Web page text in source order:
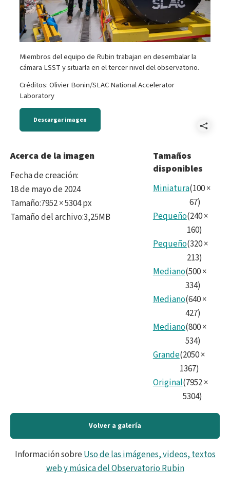
Miembros del equipo de Rubin trabajan en desembalar la
cámara LSST y situarla en el tercer nivel del observatorio.
Créditos: Olivier Bonin/SLAC National Accelerator
Laboratory
Descargar imagen
Acerca de la imagen
Fecha de creación:
18 de mayo de 2024
Tamaño:7952 × 5304 px
Tamaño del archivo:3,25MB
Tamaños
disponibles
Miniatura(100×
67)
Pequeño(240×
160)
Pequeño(320×
213)
Mediano(500×
334)
Mediano(640×
427)
Mediano(800×
534)
Grande(2050×
1367)
Original(7952×
5304)
Volver a galería
Información sobreUso de las imágenes, videos, textos
web y música del Observatorio Rubin